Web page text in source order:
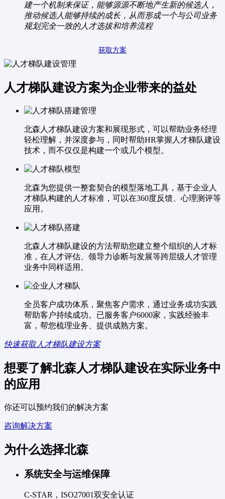
建一个机制来保证，能够源源不断地产生新的候选人，
推动候选人能够持续的成长，从而形成一个与公司业务
规划完全一致的人才选拔和培养流程
获取方案
人才梯队建设方案为企业带来的益处
北森人才梯队建设方案和展现形式，可以帮助业务经理
轻松理解，并深度参与，同时帮助HR掌握人才梯队建设
技术，而不仅仅是构建一个或几个模型。
北森为您提供一整套契合的模型落地工具，基于企业人
才梯队构建的人才标准，可以在360度反馈、心理测评等
应用。
北森人才梯队建设的方法帮助您建立整个组织的人才标
准，在人才评估、领导力诊断与发展等跨层级人才管理
业务中同样适用。
全员客户成功体系，聚焦客户需求，通过业务成功实践
帮助客户持续成功。已服务客户6000家，实践经验丰
富，帮您梳理业务、提供成熟方案。
快速获取人才梯队建设方案
想要了解北森人才梯队建设在实际业务中
的应用
你还可以预约我们的解决方案
咨询解决方案
为什么选择北森
系统安全与运维保障
C-STAR，ISO27001双安全认证